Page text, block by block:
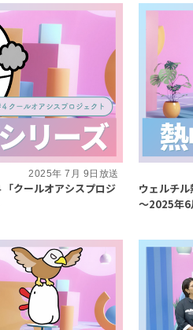
2025年 7月 9日放送
クールオアシスプロジ
ウェルチル
～2025年